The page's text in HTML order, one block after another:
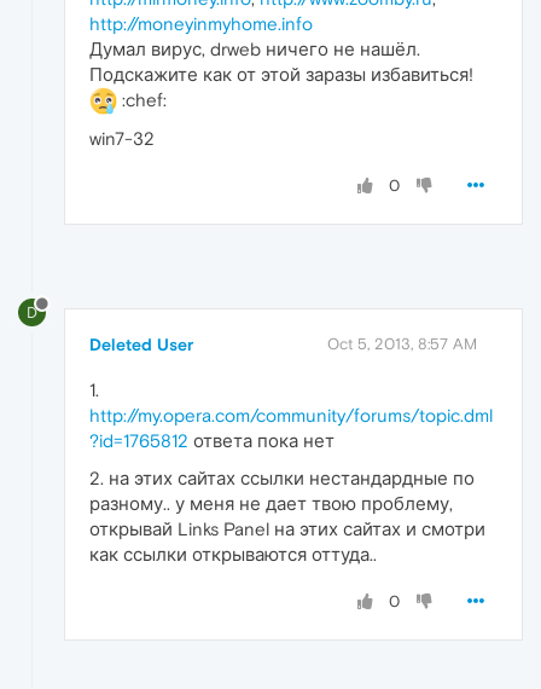
http://moneyinmyhome.info
Думал вирус, drweb ничего не нашёл.
Подскажите как от этой заразы избавиться!
:chef:
win7-32
0
D
Deleted User Oct 5, 2013, 8:57 AM
1.
http://my.opera.com/community/forums/topic.dml
?id=1765812 ответа пока нет
2. на этих сайтах ссылки нестандардные по
разному.. у меня не дает твою проблему,
открывай Links Panel на этих сайтах и смотри
как ссылки открываются оттуда..
0